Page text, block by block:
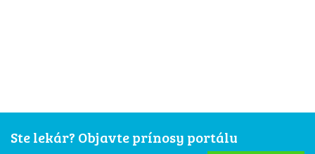
Ste lekár? Objavte prínosy portálu